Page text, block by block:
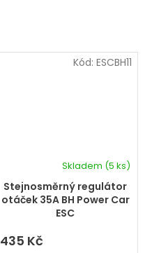
Stejnosměrný regulátor
otáček 35A BH Power Car
ESC
hodnocení
produktu
z
Skladem (5 ks)
435 Kč
Kód: ESCBH11